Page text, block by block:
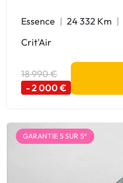
Essence 24 332 Km
Crit'Air
18 990 €
- 2 000 €
GARANTIE 5 SUR 5*